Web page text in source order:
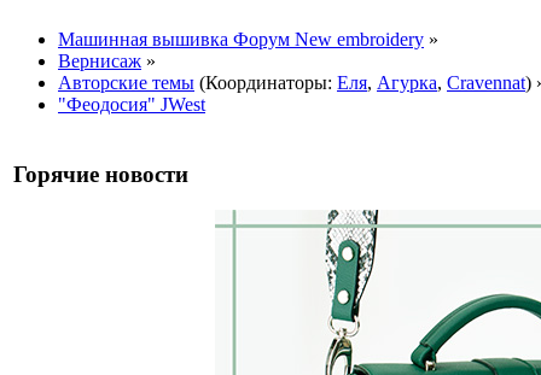
Машинная вышивка Форум New embroidery »
Вернисаж »
Авторские темы (Координаторы: Еля, Агурка, Cravennat)
"Феодосия" JWest
Горячие новости